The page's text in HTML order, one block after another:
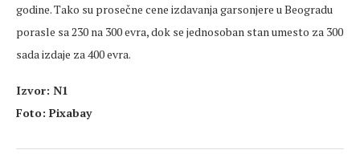
godine. Tako su prosečne cene izdavanja garsonjere u Beogradu
porasle sa 230 na 300 evra, dok se jednosoban stan umesto za 300
sada izdaje za 400 evra.
Izvor: N1
Foto: Pixabay